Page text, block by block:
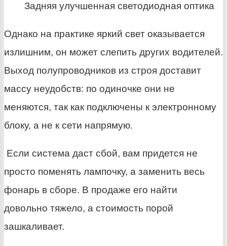
Задняя улучшенная светодиодная оптика
Однако на практике яркий свет оказывается
излишним, он может слепить других водителей.
Выход полупроводников из строя доставит
массу неудобств: по одиночке они не
меняются, так как подключены к электронному
блоку, а не к сети напрямую.
Если система даст сбой, вам придется не
просто поменять лампочку, а заменить весь
фонарь в сборе. В продаже его найти
довольно тяжело, а стоимость порой
зашкаливает.